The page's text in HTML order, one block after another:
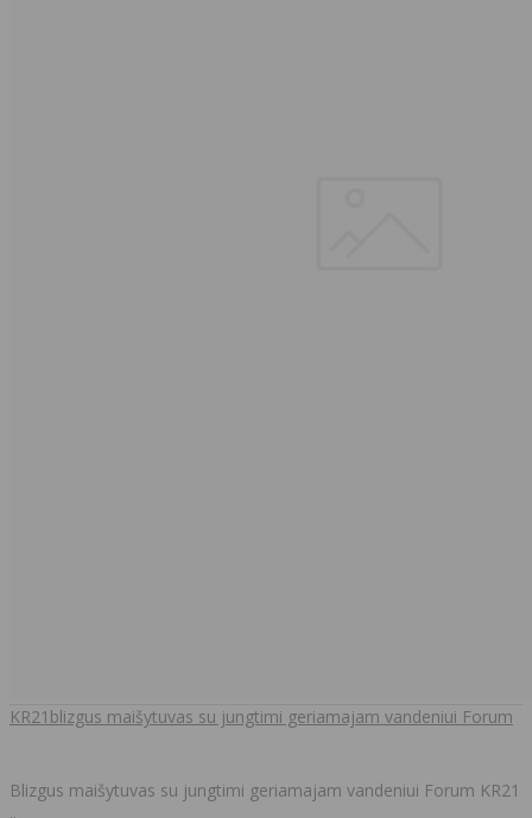
KR21blizgus maišytuvas su jungtimi geriamajam vandeniui Forum
Blizgus maišytuvas su jungtimi geriamajam vandeniui Forum KR21
..